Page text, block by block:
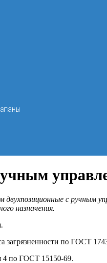
с ручным
назначения.
по ГОСТ
4 по ГОСТ 15150-69.